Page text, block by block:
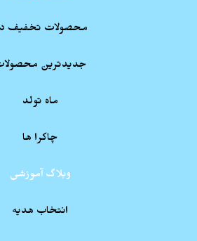
محصولات تخفیف
جدیدترین
ماه تولد
چاکرا ها
وبلاگ آموزشی
انتخاب هدیه